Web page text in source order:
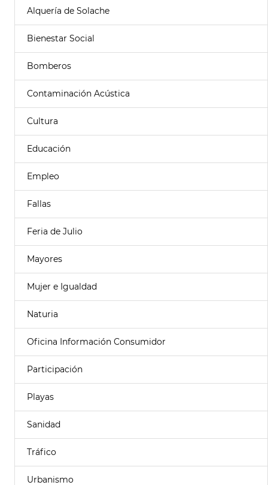
Alquería de Solache
Bienestar Social
Bomberos
Contaminación Acústica
Cultura
Educación
Empleo
Fallas
Feria de Julio
Mayores
Mujer e Igualdad
Naturia
Oficina Información Consumidor
Participación
Playas
Sanidad
Tráfico
Urbanismo